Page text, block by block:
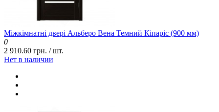
Міжкімнатні двері Альберо Вена Темний Кіпаріс (900 мм)
0
2 910.60 грн. / шт.
Нет в наличии